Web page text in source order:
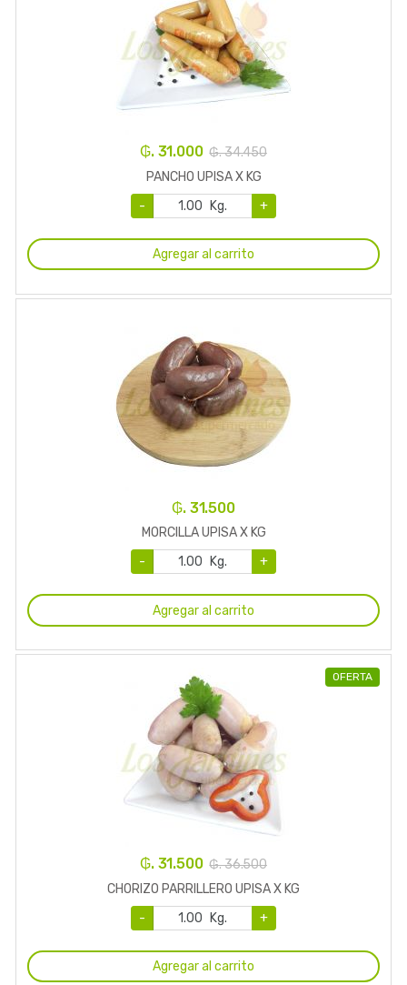
₲. 31.000 ₲. 34.450
PANCHO UPISA X KG
-
Kg. +
Agregar al carrito
₲. 31.500
MORCILLA UPISA X KG
-
Kg. +
Agregar al carrito
OFERTA
₲. 31.500 ₲. 36.500
CHORIZO PARRILLERO UPISA X KG
-
Kg. +
Agregar al carrito